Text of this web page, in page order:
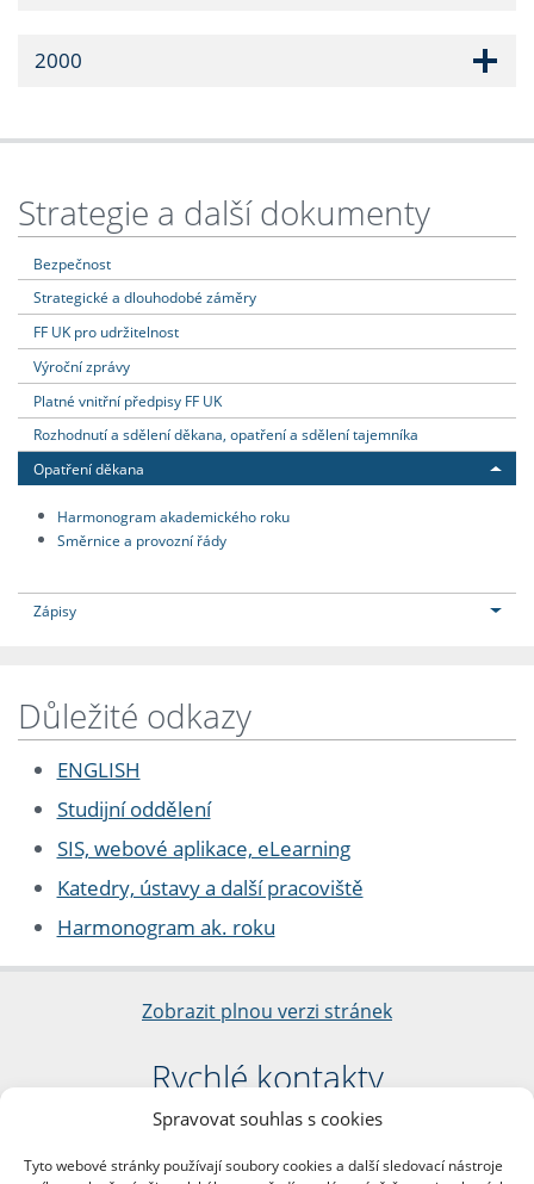
Spravovat souhlas s cookies
Tyto webové stránky používají soubory cookies a další sledovací nástroje
2000
Strategie a další dokumenty
Bezpečnost
Strategické a dlouhodobé záměry
FF UK pro udržitelnost
Výroční zprávy
Platné vnitřní předpisy FF UK
Rozhodnutí a sdělení děkana, opatření a sdělení tajemníka
Opatření děkana
Harmonogram akademického roku
Směrnice a provozní řády
Zápisy
Důležité odkazy
ENGLISH
Studijní oddělení
SIS, webové aplikace, eLearning
Katedry, ústavy a další pracoviště
Harmonogram ak. roku
Zobrazit plnou verzi stránek
Rychlé kontakty
Filozofická fakulta
nám. Jana Palacha 1/2